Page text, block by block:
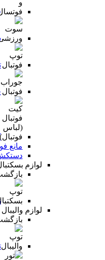
مانع
دستکش
لوازم
لوازم والیبال